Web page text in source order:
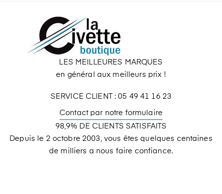
LES MEILLEURES MARQUES
en général aux meilleurs prix !
SERVICE CLIENT : 05 49 41 16 23
Contact par notre formulaire
98,9% DE CLIENTS SATISFAITS
Depuis le 2 octobre 2003, vous êtes quelques centaines
de milliers a nous faire confiance.